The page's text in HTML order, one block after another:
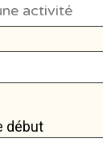
début